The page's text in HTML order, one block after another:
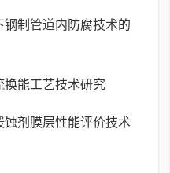
钢制管道内防腐技术的
换能工艺技术研究
蚀剂膜层性能评价技术